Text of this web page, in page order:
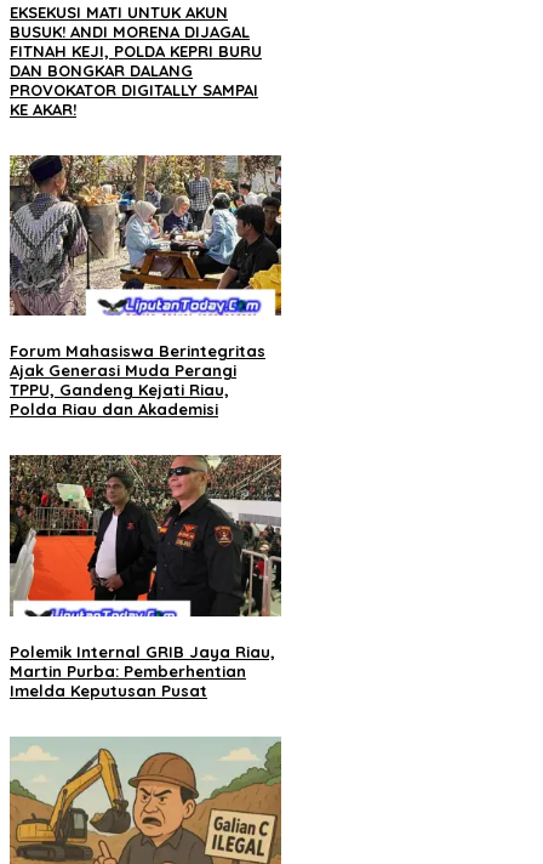
EKSEKUSI MATI UNTUK AKUN
BUSUK! ANDI MORENA DIJAGAL
FITNAH KEJI, POLDA KEPRI BURU
DAN BONGKAR DALANG
PROVOKATOR DIGITALLY SAMPAI
KE AKAR!
Forum Mahasiswa Berintegritas
Ajak Generasi Muda Perangi
TPPU, Gandeng Kejati Riau,
Polda Riau dan Akademisi
Polemik Internal GRIB Jaya Riau,
Martin Purba: Pemberhentian
Imelda Keputusan Pusat